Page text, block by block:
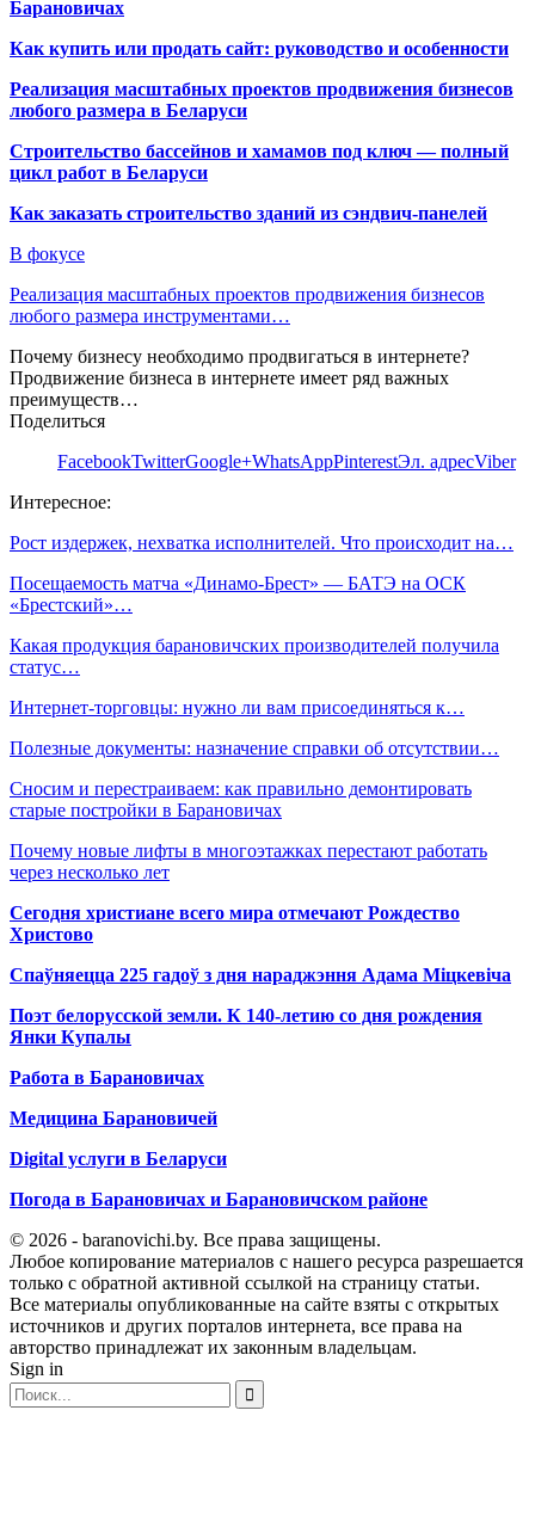
Барановичах
Как купить или продать сайт: руководство и особенности
Реализация масштабных проектов продвижения бизнесов
любого размера в Беларуси
Строительство бассейнов и хамамов под ключ — полный
цикл работ в Беларуси
Как заказать строительство зданий из сэндвич-панелей
В фокусе
Реализация масштабных проектов продвижения бизнесов
любого размера инструментами…
Почему бизнесу необходимо продвигаться в интернете?
Продвижение бизнеса в интернете имеет ряд важных
преимуществ…
Поделиться
FacebookTwitterGoogle+WhatsAppPinterestЭл. адресViber
Интересное:
Рост издержек, нехватка исполнителей. Что происходит на…
Посещаемость матча «Динамо-Брест» — БАТЭ на ОСК
«Брестский»…
Какая продукция барановичских производителей получила
статус…
Интернет-торговцы: нужно ли вам присоединяться к…
Полезные документы: назначение справки об отсутствии…
Сносим и перестраиваем: как правильно демонтировать
старые постройки в Барановичах
Почему новые лифты в многоэтажках перестают работать
через несколько лет
Сегодня христиане всего мира отмечают Рождество
Христово
Спаўняецца 225 гадоў з дня нараджэння Адама Міцкевіча
Поэт белорусской земли. К 140-летию со дня рождения
Янки Купалы
Работа в Барановичах
Медицина Барановичей
Digital услуги в Беларуси
Погода в Барановичах и Барановичском районе
© 2026 - baranovichi.by. Все права защищены.
Любое копирование материалов с нашего ресурса разрешается
только с обратной активной ссылкой на страницу статьи.
Все материалы опубликованные на сайте взяты с открытых
источников и других порталов интернета, все права на
авторство принадлежат их законным владельцам.
Sign in